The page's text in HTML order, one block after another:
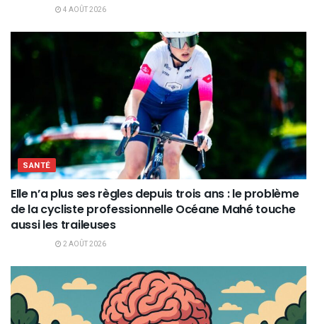
4 AOÛT 2026
SANTÉ
Elle n’a plus ses règles depuis trois ans : le problème
de la cycliste professionnelle Océane Mahé touche
aussi les traileuses
2 AOÛT 2026